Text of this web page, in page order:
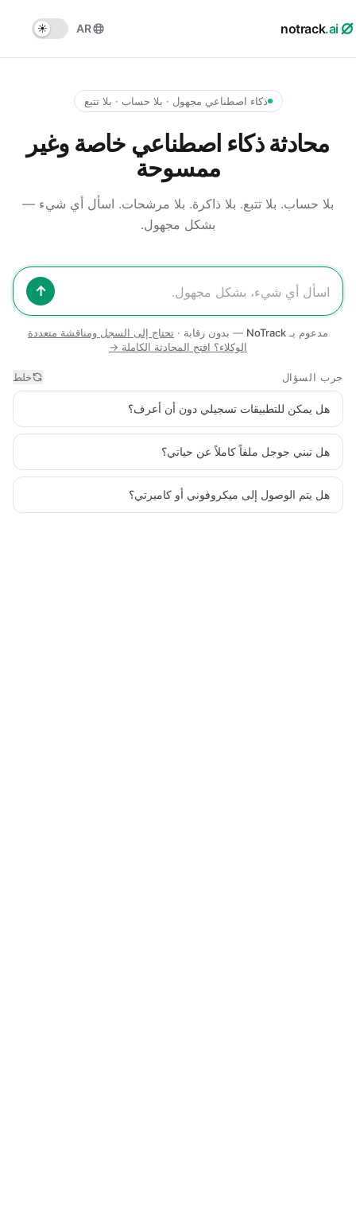
notrack.ai
AR
ذكاء اصطناعي مجهول · بلا حساب · بلا تتبع
محادثة ذكاء اصطناعي خاصة وغير
ممسوحة
بلا حساب. بلا تتبع. بلا ذاكرة. بلا مرشحات. اسأل أي شيء —
بشكل مجهول.
جرب السؤال خلط
هل يمكن للتطبيقات تسجيلي دون أن أعرف؟
هل تبني جوجل ملفاً كاملاً عن حياتي؟
هل يتم الوصول إلى ميكروفوني أو كاميرتي؟
↑
مدعوم بـ NoTrack — بدون رقابة · تحتاج إلى السجل ومناقشة متعددة
الوكلاء؟ افتح المحادثة الكاملة →